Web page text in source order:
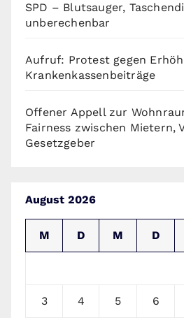
SPD – Blutsauger,
unberechenbar
Aufruf: Protest gegen
Krankenkassenbeiträge
Offener Appell zur
Fairness zwischen Mietern,
Gesetzgeber
August 2026
M D M D
3 4 5 6